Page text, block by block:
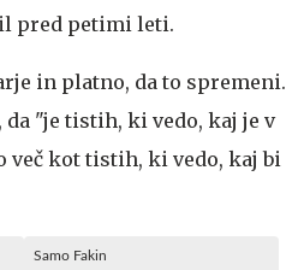
pred petimi leti.
in platno, da to spremeni.
da "je tistih, ki vedo, kaj je v
več kot tistih, ki vedo, kaj bi
Samo Fakin